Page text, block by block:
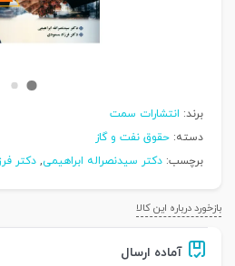
برند: انتشارات سمت
دسته: حقوق نفت و گاز
برچسب: دکتر سیدنصراله ابراهیمی, دکتر
بازخورد درباره این کالا
آماده ارسال